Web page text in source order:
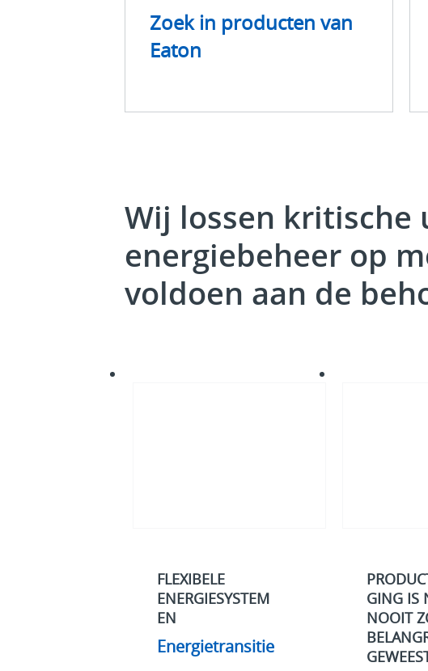
Zoek in producten van
Eaton
Wij lossen kritische
energiebeheer op
voldoen aan de
FLEXIBELE
ENERGIESYSTEM
EN
Energietransitie
GING IS
NOOIT